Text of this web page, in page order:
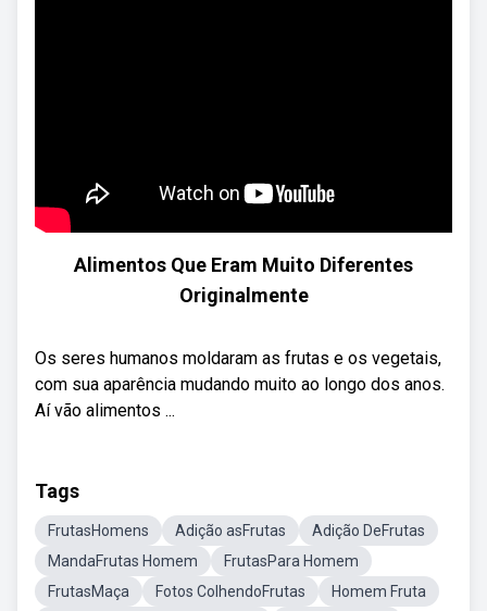
Alimentos Que Eram Muito Diferentes
Originalmente
Os seres humanos moldaram as frutas e os vegetais,
com sua aparência mudando muito ao longo dos anos.
Aí vão alimentos ...
Tags
FrutasHomens Adição asFrutas
Adição DeFrutas
MandaFrutas Homem
FrutasPara Homem
FrutasMaça
Fotos ColhendoFrutas Homem Fruta